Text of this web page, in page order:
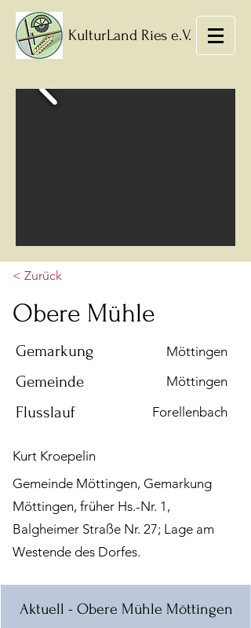
KulturLand Ries e.V.
< Zurück
Obere Mühle
Möttingen
Gemarkung
Möttingen
Gemeinde
Forellenbach
Flusslauf
Kurt Kroepelin
Gemeinde Möttingen, Gemarkung
Möttingen, früher Hs.-Nr. 1,
Balgheimer Straße Nr. 27; Lage am
Westende des Dorfes.
Aktuell - Obere Mühle Möttingen